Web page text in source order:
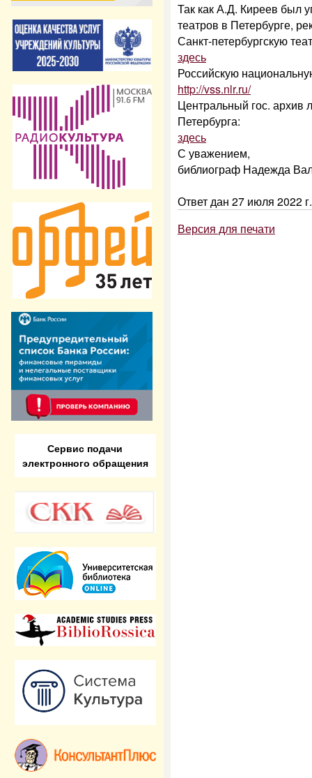
Сервис подачи
электронного обращения
Так как А.Д. Киреев был
театров в Петербурге,
Санкт-петербургскую
здесь
Российскую
http://vss.nlr.ru/
Центральный гос. архив
Петербурга:
здесь
С уважением,
библиограф Надежда
Ответ дан 27 июля 2022 г.
Версия для печати